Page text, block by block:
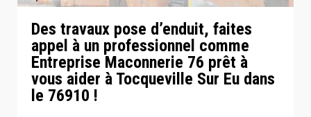
Des travaux pose d’enduit, faites
appel à un professionnel comme
Entreprise Maconnerie 76 prêt à
vous aider à Tocqueville Sur Eu dans
le 76910 !